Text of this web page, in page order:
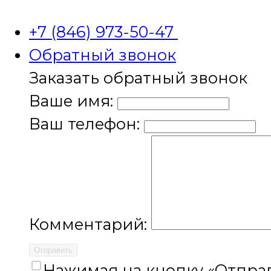
+7 (846) 973-50-47
Обратный звонок
Заказать обратный звонок
Ваше имя:
Ваш телефон:
Комментарий:
Отправить